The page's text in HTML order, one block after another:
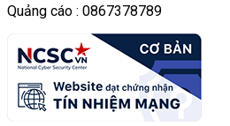
Quảng cáo : 0867378789